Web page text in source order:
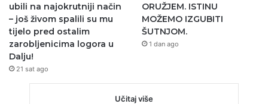
ubili na najokrutniji način
– još živom spalili su mu
tijelo pred ostalim
zarobljenicima logora u
Dalju!
21 sat ago
ORUŽJEM. ISTINU
MOŽEMO IZGUBITI
ŠUTNJOM.
1 dan ago
Učitaj više